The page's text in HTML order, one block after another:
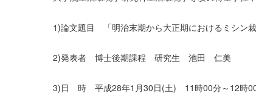
1)論文題目 「明治末期から大正期におけるミシン
2)発表者 博士後期課程 研究生 池田 仁美
3)日 時 平成28年1月30日(土) 11時00分～12時